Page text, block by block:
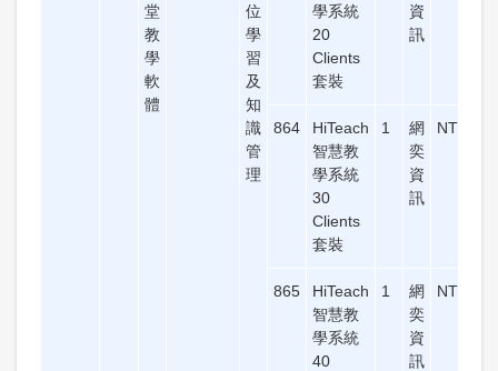
堂
教
學
軟
體
位
學
習
及
知
識
管
理
學系統
20
Clients
套裝
資
訊
864
HiTeach
智慧教
學系統
30
Clients
套裝
1
網
奕
資
訊
865
HiTeach
智慧教
學系統
40
1
網
奕
資
訊